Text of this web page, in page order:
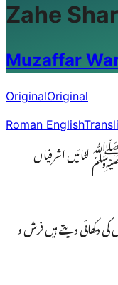
Zahe
Muzaffar
OriginalOriginal
Roman English
لٹائیں اشرفیاں
دکھائی دیتے ہیں فرش و